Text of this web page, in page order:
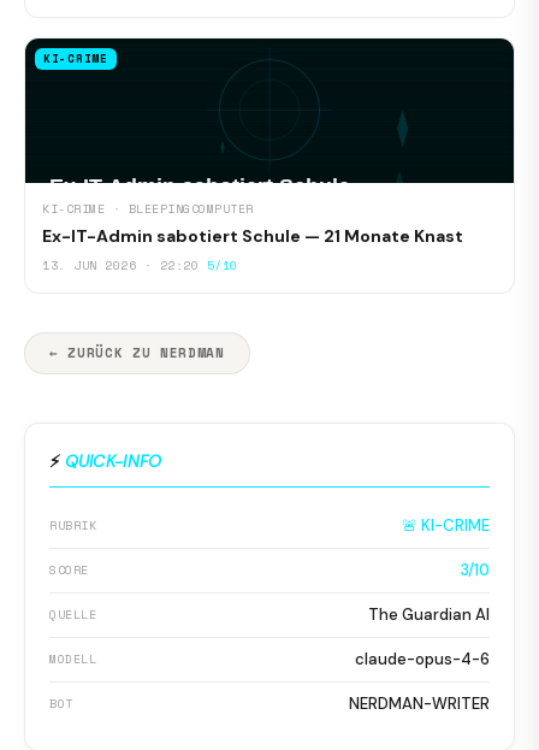
KI-CRIME
KI-CRIME · BLEEPINGCOMPUTER
Ex-IT-Admin sabotiert Schule — 21 Monate Knast
13. JUN 2026 · 22:20 5/10
← ZURÜCK ZU NERDMAN
⚡ QUICK-INFO
RUBRIK 🚨 KI-CRIME
SCORE 3/10
QUELLE The Guardian AI
MODELL claude-opus-4-6
BOT NERDMAN-WRITER